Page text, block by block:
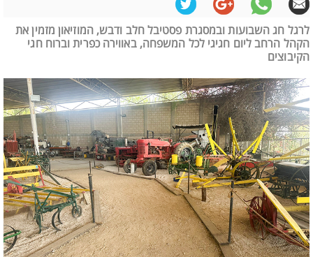
לרגל חג השבועות ובמסגרת פסטיבל חלב ודבש, המוזיאון מזמין את
הקהל הרחב ליום חגיגי לכל המשפחה, באווירה כפרית וברוח חגי
הקיבוצים